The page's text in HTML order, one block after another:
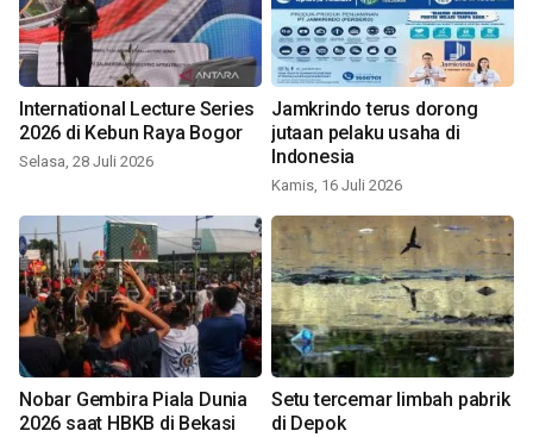
International Lecture Series
2026 di Kebun Raya Bogor
Selasa, 28 Juli 2026
Jamkrindo terus dorong
jutaan pelaku usaha di
Indonesia
Kamis, 16 Juli 2026
Nobar Gembira Piala Dunia
2026 saat HBKB di Bekasi
Setu tercemar limbah pabrik
di Depok